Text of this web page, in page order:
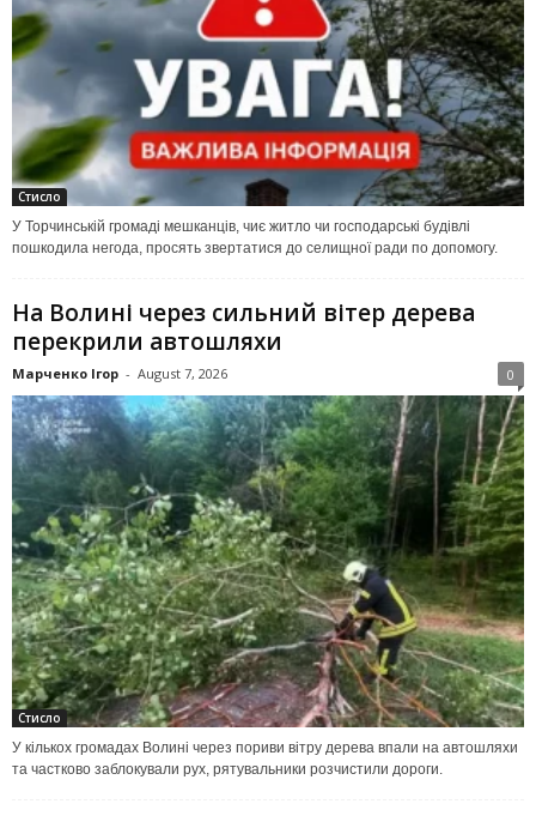
Стисло
У Торчинській громаді мешканців, чиє житло чи господарські будівлі
пошкодила негода, просять звертатися до селищної ради по допомогу.
На Волині через сильний вітер дерева
перекрили автошляхи
Марченко Ігор - August 7, 2026 0
Стисло
У кількох громадах Волині через пориви вітру дерева впали на автошляхи
та частково заблокували рух, рятувальники розчистили дороги.